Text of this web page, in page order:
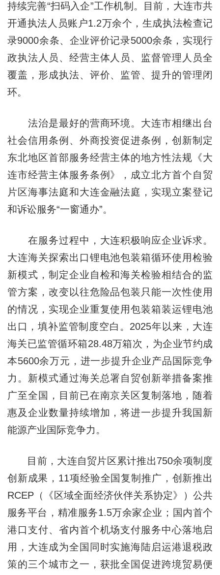
持续完善“扫码入企”工作机制。目前，大连市共
开通执法人员账户1.2万余个，生成执法检查记
录9000余条、企业评价记录5000余条，实现行
政执法人员、经营主体人员、监督管理人员全
覆盖，形成执法、评价、监管、提升的管理闭
环。
法治是最好的营商环境。大连市相继出台
社会信用条例、外商投资促进条例，创新制定
东北地区首部服务经营主体的地方性法规《大
连市经营主体服务条例》，成立北方首个自贸
片区海事法庭和大连金融法庭，实现立案登记
和诉讼服务“一窗通办”。
在服务过程中，大连积极响应企业诉求。
大连海关探索出口锂电池包装箱循环使用检验
新模式，制定企业自检和海关检验相结合的监
管方案，改变以往危险品包装只能一次性使用
的情况，实现企业重复使用包装箱装运锂电池
出口，填补监管制度空白。2025年以来，大连
海关已监管循环箱28.48万箱次，为企业节约成
本5600余万元，进一步提升企业产品国际竞争
力。新模式通过海关总署自贸创新举措备案推
广至全国，目前已在南京关区复制落地，随着
惠及企业数量持续增加，将进一步提升我国新
能源产业国际竞争力。
目前，大连自贸片区累计推出750余项制度
创新成果，11项经验全国复制推广，创新推出
RCEP（《区域全面经济伙伴关系协定》）公共
服务平台，精准服务1.5万余家企业；国内首个
港口支付、省内首个机场支付服务中心落地启
用，大连成为全国同时实施海陆启运港退税政
策的三个城市之一，获批全国促进跨境贸易便